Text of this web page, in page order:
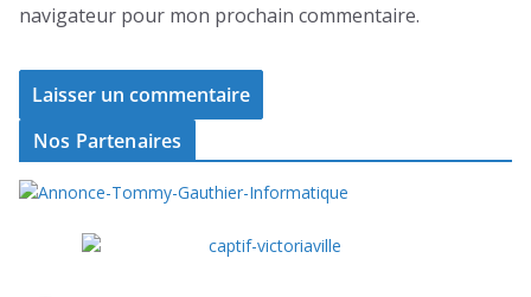
navigateur pour mon prochain commentaire.
Nos Partenaires